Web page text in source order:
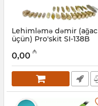
Lehimləmə dəmir (ağac
üçün) Pro'skit SI-138B
027001073
0,00 ₼